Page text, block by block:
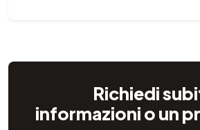
Richiedi
informazioni o un